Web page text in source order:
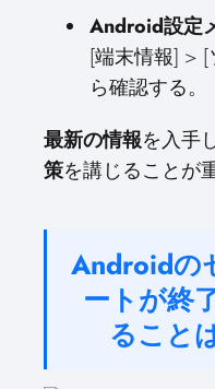
Android設定
[端末情報] >
ら確認する。
最新の情報を入手
策を講じることが
Androidの
ートが終
ること